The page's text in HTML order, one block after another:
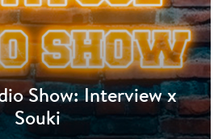
Show: Interview x
Souki